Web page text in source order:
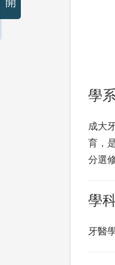
學
成大
育，
分選
學
牙醫